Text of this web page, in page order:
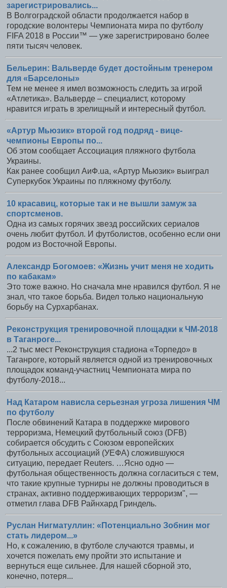
зарегистрировались...
В Волгоградской области продолжается набор в
городские волонтеры Чемпионата мира по футболу
FIFA 2018 в России™ — уже зарегистрировано более
пяти тысяч человек.
Бельерин: Вальверде будет достойным тренером
для «Барселоны»
Тем не менее я имел возможность следить за игрой
«Атлетика». Вальверде – специалист, которому
нравится играть в зрелищный и интересный футбол.
«Артур Мьюзик» второй год подряд - вице-
чемпионы Европы по...
Об этом сообщает Ассоциация пляжного футбола
Украины.
Как ранее сообщил АиФ.ua, «Артур Мьюзик» выиграл
Суперкубок Украины по пляжному футболу.
10 красавиц, которые так и не вышли замуж за
спортсменов.
Одна из самых горячих звезд российских сериалов
очень любит футбол. И футболистов, особенно если они
родом из Восточной Европы.
Александр Богомоев: «Жизнь учит меня не ходить
по кабакам»
Это тоже важно. Но сначала мне нравился футбол. Я не
знал, что такое борьба. Видел только национальную
борьбу на Сурхарбанах.
Реконструкция тренировочной площадки к ЧМ-2018
в Таганроге...
...2 тыс мест Реконструкция стадиона «Торпедо» в
Таганроге, который является одной из тренировочных
площадок команд-участниц Чемпионата мира по
футболу-2018...
Над Катаром нависла серьезная угроза лишения ЧМ
по футболу
После обвинений Катара в поддержке мирового
терроризма, Немецкий футбольный союз (DFB)
собирается обсудить с Союзом европейских
футбольных ассоциаций (УЕФА) сложившуюся
ситуацию, передает Reuters. …Ясно одно —
футбольная общественность должна согласиться с тем,
что такие крупные турниры не должны проводиться в
странах, активно поддерживающих терроризм", —
отметил глава DFB Райнхард Гриндель.
Руслан Нигматуллин: «Потенциально Зобнин мог
стать лидером...»
Но, к сожалению, в футболе случаются травмы, и
хочется пожелать ему пройти это испытание и
вернуться еще сильнее. Для нашей сборной это,
конечно, потеря...